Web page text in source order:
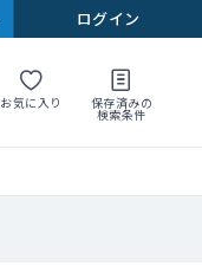
ログイン
お気に入り 保存済みの
検索条件